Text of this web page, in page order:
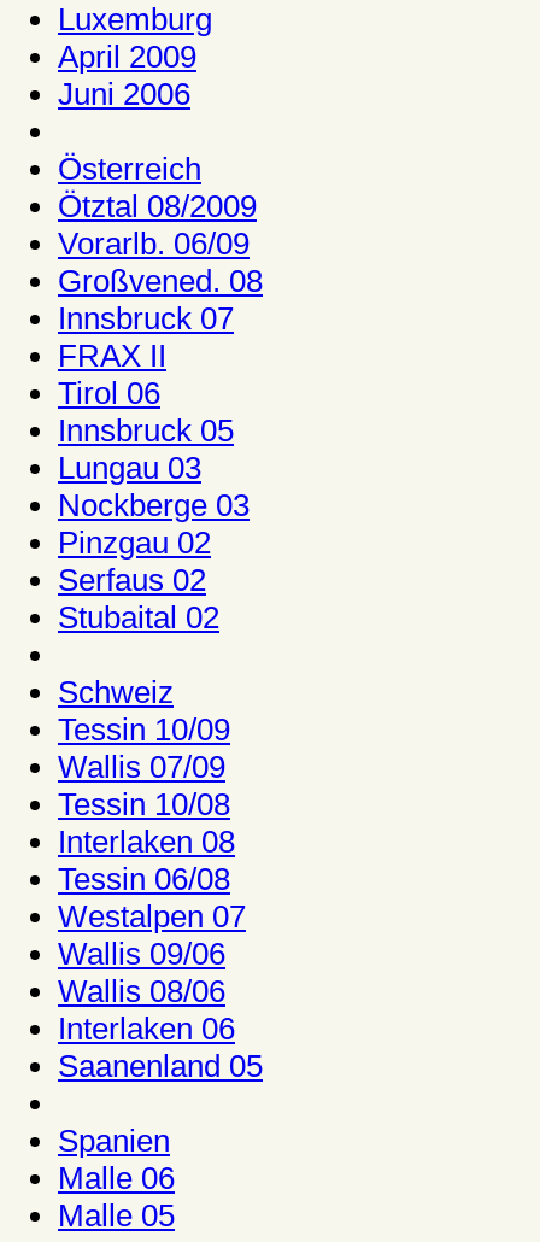
Luxemburg
April 2009
Juni 2006
Österreich
Ötztal 08/2009
Vorarlb. 06/09
Großvened. 08
Innsbruck 07
FRAX II
Tirol 06
Innsbruck 05
Lungau 03
Nockberge 03
Pinzgau 02
Serfaus 02
Stubaital 02
Schweiz
Tessin 10/09
Wallis 07/09
Tessin 10/08
Interlaken 08
Tessin 06/08
Westalpen 07
Wallis 09/06
Wallis 08/06
Interlaken 06
Saanenland 05
Spanien
Malle 06
Malle 05